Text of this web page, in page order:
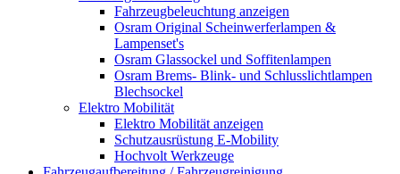
Fahrzeugbeleuchtung anzeigen
Osram Original Scheinwerferlampen &
Lampenset's
Osram Glassockel und Soffitenlampen
Osram Brems- Blink- und Schlusslichtlampen
Blechsockel
Elektro Mobilität
Elektro Mobilität anzeigen
Schutzausrüstung E-Mobility
Hochvolt Werkzeuge